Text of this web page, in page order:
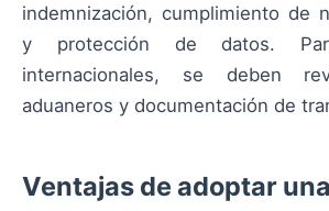
indemnización, cumplimiento de
y protección de datos.
internacionales, se deben
aduaneros y documentación de
Ventajas de adoptar una